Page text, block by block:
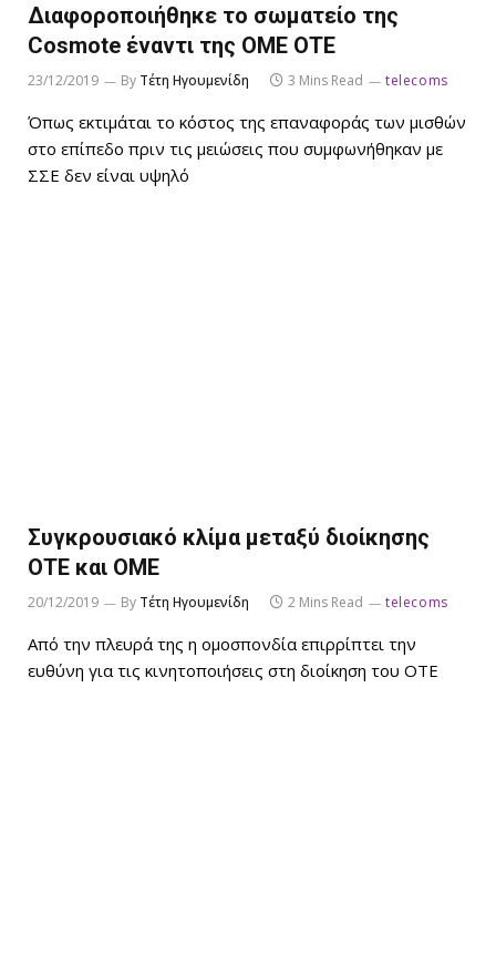
Διαφοροποιήθηκε το σωματείο της
Cosmote έναντι της ΟΜΕ ΟΤΕ
23/12/2019 By Τέτη Ηγουμενίδη 3 Mins Read telecoms
Όπως εκτιμάται το κόστος της επαναφοράς των μισθών
στο επίπεδο πριν τις μειώσεις που συμφωνήθηκαν με
ΣΣΕ δεν είναι υψηλό
Συγκρουσιακό κλίμα μεταξύ διοίκησης
ΟΤΕ και ΟΜΕ
20/12/2019 By Τέτη Ηγουμενίδη 2 Mins Read telecoms
Από την πλευρά της η ομοσπονδία επιρρίπτει την
ευθύνη για τις κινητοποιήσεις στη διοίκηση του ΟΤΕ